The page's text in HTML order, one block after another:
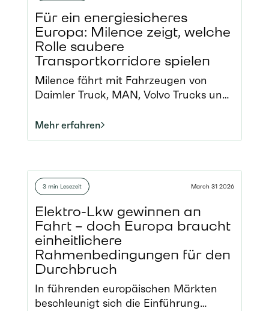
Für ein energiesicheres
Europa: Milence zeigt, welche
Rolle saubere
Transportkorridore spielen
Milence fährt mit Fahrzeugen von
Daimler Truck, MAN, Volvo Trucks und
vollelektrische Strecke von Paris nach
Berlin Die Tour unterstreicht die
Nachhaltigkeitswirkung und die
Bedeutung sauberer
Transportkorridore für die
Energiesicherheit Europas
Branchenvertreter und politische
Entscheidungsträger kommen
zusammen, um Praxisbeispiele zu
diskutieren und Hindernisse beim
Hochlauf emissionsfreier Güterverkehre
zu adressieren
Mehr erfahren
3 min Lesezeit March 31 2026
Elektro-Lkw gewinnen an
Fahrt – doch Europa braucht
einheitlichere
Rahmenbedingungen für den
Durchbruch
In führenden europäischen Märkten
beschleunigt sich die Einführung